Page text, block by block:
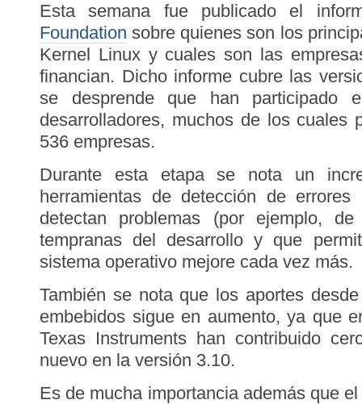
Esta semana fue publicado el
Foundation sobre quienes son los
Kernel Linux y cuales son las
financian. Dicho informe cubre las
se desprende que han participado
desarrolladores, muchos de los cuales
536 empresas.
Durante esta etapa se nota un
herramientas de detección de errores
detectan problemas (por ejemplo,
tempranas del desarrollo y que
sistema operativo mejore cada vez más.
También se nota que los aportes
embebidos sigue en aumento, ya que
Texas Instruments han contribuido
nuevo en la versión 3.10.
Es de mucha importancia además que